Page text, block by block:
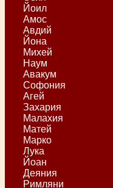
Йоил
Амос
Авдий
Йона
Михей
Наум
Авакум
Софония
Агей
Захария
Малахия
Матей
Марко
Лука
Йоан
Деяния
Римляни